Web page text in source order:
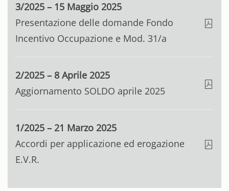
3/2025 – 15 Maggio 2025
Presentazione delle domande Fondo
Incentivo Occupazione e Mod. 31/a
2/2025 – 8 Aprile 2025
Aggiornamento SOLDO aprile 2025
1/2025 – 21 Marzo 2025
Accordi per applicazione ed erogazione
E.V.R.